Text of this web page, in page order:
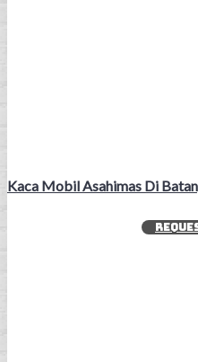
Kaca Mobil Asahimas Di